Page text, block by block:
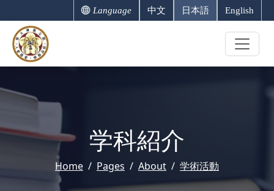
Language 中文 日本語 English
学科紹介
Home Pages About 学術活動